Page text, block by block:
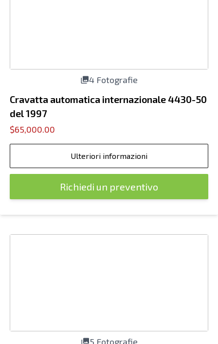
4 Fotografie
Cravatta automatica internazionale 4430-50
del 1997
$65,000.00
Ulteriori informazioni
Richiedi un preventivo
5 Fotografie